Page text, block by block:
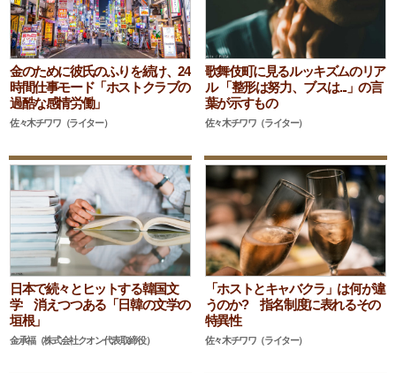
金のために彼氏のふりを続け、24
時間仕事モード「ホストクラブの
過酷な感情労働」
佐々木チワワ（ライター）
歌舞伎町に見るルッキズムのリア
ル 「整形は努力、ブスは...」の言
葉が示すもの
佐々木チワワ（ライター）
日本で続々とヒットする韓国文
学 消えつつある「日韓の文学の
垣根」
金承福（株式会社クオン代表取締役）
「ホストとキャバクラ」は何が違
うのか? 指名制度に表れるその
特異性
佐々木チワワ（ライター）